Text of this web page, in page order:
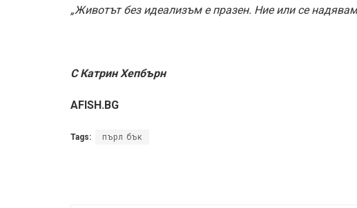
„Животът без идеализъм е празен. Ние или се
С Катрин Хепбърн
AFISH.BG
Tags: пърл бък